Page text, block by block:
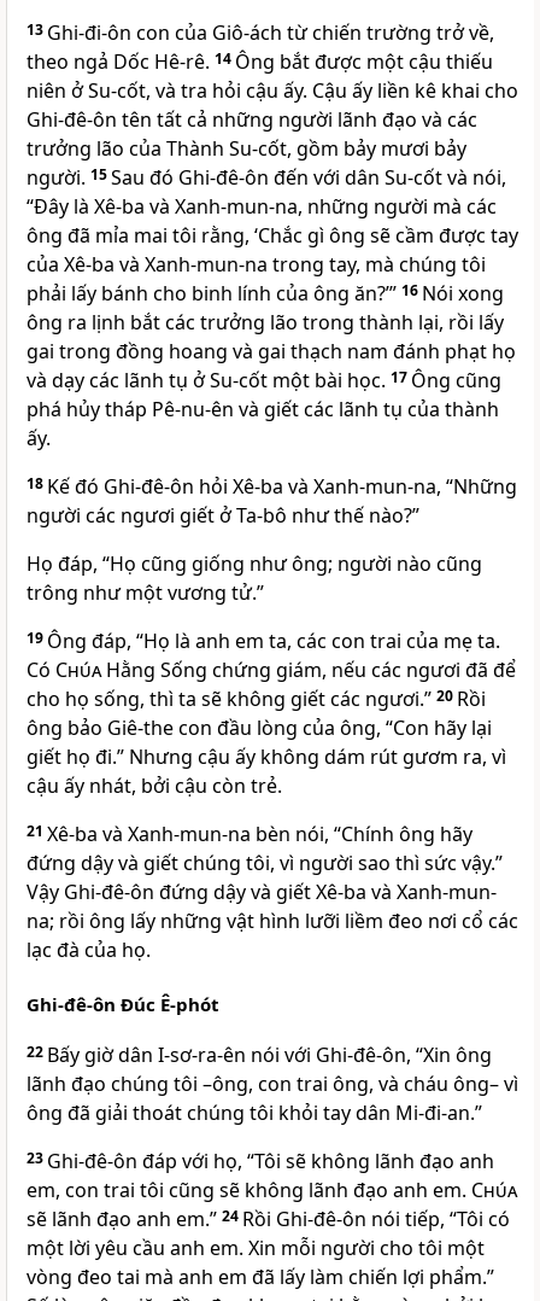
13 Ghi-đi-ôn con của Giô-ách từ chiến trường trở về,
theo ngả Dốc Hê-rê. 14 Ông bắt được một cậu thiếu
niên ở Su-cốt, và tra hỏi cậu ấy. Cậu ấy liền kê khai cho
Ghi-đê-ôn tên tất cả những người lãnh đạo và các
trưởng lão của Thành Su-cốt, gồm bảy mươi bảy
người. 15Sau đó Ghi-đê-ôn đến với dân Su-cốt và nói,
“Ðây là Xê-ba và Xanh-mun-na, những người mà các
ông đã mỉa mai tôi rằng, ‘Chắc gì ông sẽ cầm được tay
của Xê-ba và Xanh-mun-na trong tay, mà chúng tôi
phải lấy bánh cho binh lính của ông ăn?’” 16 Nói xong
ông ra lịnh bắt các trưởng lão trong thành lại, rồi lấy
gai trong đồng hoang và gai thạch nam đánh phạt họ
và dạy các lãnh tụ ở Su-cốt một bài học. 17 Ông cũng
phá hủy tháp Pê-nu-ên và giết các lãnh tụ của thành
ấy.
18 Kế đó Ghi-đê-ôn hỏi Xê-ba và Xanh-mun-na, “Những
người các ngươi giết ở Ta-bô như thế nào?”
Họ đáp, “Họ cũng giống như ông; người nào cũng
trông như một vương tử.”
19 Ông đáp, “Họ là anh em ta, các con trai của mẹ ta.
Có ChúaHằng Sống chứng giám, nếu các ngươi đã để
cho họ sống, thì ta sẽ không giết các ngươi.” 20 Rồi
ông bảo Giê-the con đầu lòng của ông, “Con hãy lại
giết họ đi.” Nhưng cậu ấy không dám rút gươm ra, vì
cậu ấy nhát, bởi cậu còn trẻ.
21 Xê-ba và Xanh-mun-na bèn nói, “Chính ông hãy
đứng dậy và giết chúng tôi, vì người sao thì sức vậy.”
Vậy Ghi-đê-ôn đứng dậy và giết Xê-ba và Xanh-mun-
na; rồi ông lấy những vật hình lưỡi liềm đeo nơi cổ các
lạc đà của họ.
Ghi-đê-ôn Ðúc Ê-phót
22 Bấy giờ dân I-sơ-ra-ên nói với Ghi-đê-ôn, “Xin ông
lãnh đạo chúng tôi –ông, con trai ông, và cháu ông– vì
ông đã giải thoát chúng tôi khỏi tay dân Mi-đi-an.”
23 Ghi-đê-ôn đáp với họ, “Tôi sẽ không lãnh đạo anh
em, con trai tôi cũng sẽ không lãnh đạo anh em. Chúa
sẽ lãnh đạo anh em.” 24 Rồi Ghi-đê-ôn nói tiếp, “Tôi có
một lời yêu cầu anh em. Xin mỗi người cho tôi một
vòng đeo tai mà anh em đã lấy làm chiến lợi phẩm.”